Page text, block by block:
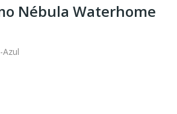
Nébula Waterhome
Azul